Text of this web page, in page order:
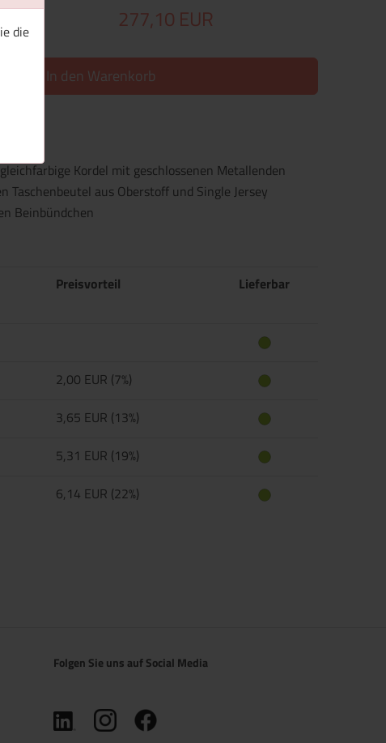
die
277,10 EUR
In den Warenkorb
Kordel mit geschlossenen Metallenden
Taschenbeutel aus Oberstoff und Single Jersey
Beinbündchen
Preisvorteil Lieferbar
2,00 EUR (7%)
3,65 EUR (13%)
5,31 EUR (19%)
6,14 EUR (22%)
Folgen Sie uns auf Social Media
(öffnet in neuem Tab)
(öffnet in neuem Tab)
(öffnet in neuem Tab)